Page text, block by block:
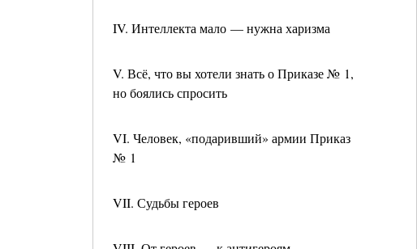
IV. Интеллекта мало — нужна харизма
V. Всё, что вы хотели знать о Приказе № 1,
но боялись спросить
VI. Человек, «подаривший» армии Приказ
№ 1
VII. Судьбы героев